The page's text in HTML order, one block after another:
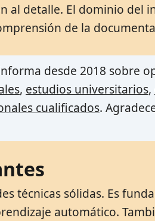
detalle. El dominio del
de la
desde 2018 sobre
, estudios universitarios,
cualificados.
técnicas sólidas. Es
automático.